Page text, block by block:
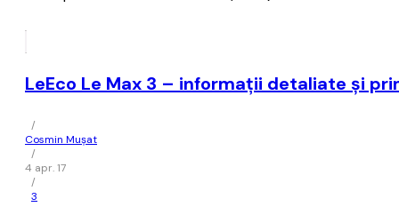
LeEco Le Max 3 – informaţii detaliate şi
/
Cosmin Mușat
/
4 apr. 17
/
3